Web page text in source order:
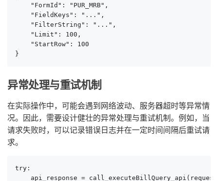
    "FormId": "PUR_MRB",
    "FieldKeys": "...",
    "FilterString": "...",
    "Limit": 100,
    "StartRow": 100
}
异常处理与重试机制
在实际操作中，可能会遇到网络波动、服务器超时等异常情
况。因此，需要设计健壮的异常处理与重试机制。例如，当
请求失败时，可以记录错误日志并在一定时间间隔后重试请
求。
try:
api_response =